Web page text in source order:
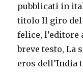
pubblicati in
titolo Il giro del
felice, l’editore
breve testo, La
eros dell’India